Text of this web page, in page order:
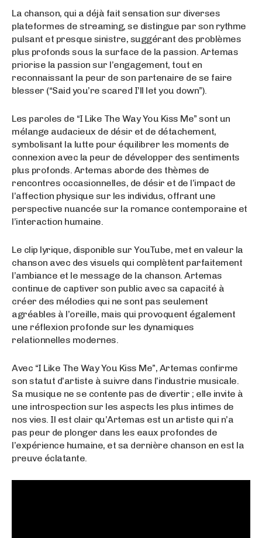
La chanson, qui a déjà fait sensation sur diverses
plateformes de streaming, se distingue par son rythme
pulsant et presque sinistre, suggérant des problèmes
plus profonds sous la surface de la passion. Artemas
priorise la passion sur l’engagement, tout en
reconnaissant la peur de son partenaire de se faire
blesser (“Said you’re scared I’ll let you down”).
Les paroles de “I Like The Way You Kiss Me” sont un
mélange audacieux de désir et de détachement,
symbolisant la lutte pour équilibrer les moments de
connexion avec la peur de développer des sentiments
plus profonds. Artemas aborde des thèmes de
rencontres occasionnelles, de désir et de l’impact de
l’affection physique sur les individus, offrant une
perspective nuancée sur la romance contemporaine et
l’interaction humaine.
Le clip lyrique, disponible sur YouTube, met en valeur la
chanson avec des visuels qui complètent parfaitement
l’ambiance et le message de la chanson. Artemas
continue de captiver son public avec sa capacité à
créer des mélodies qui ne sont pas seulement
agréables à l’oreille, mais qui provoquent également
une réflexion profonde sur les dynamiques
relationnelles modernes.
Avec “I Like The Way You Kiss Me”, Artemas confirme
son statut d’artiste à suivre dans l’industrie musicale.
Sa musique ne se contente pas de divertir ; elle invite à
une introspection sur les aspects les plus intimes de
nos vies. Il est clair qu’Artemas est un artiste qui n’a
pas peur de plonger dans les eaux profondes de
l’expérience humaine, et sa dernière chanson en est la
preuve éclatante.